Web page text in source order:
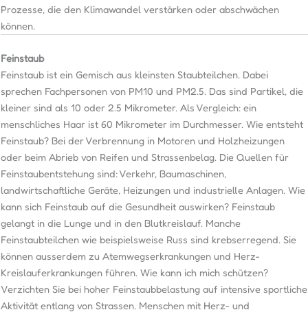
Prozesse, die den Klimawandel verstärken oder abschwächen
können.
Feinstaub
Feinstaub ist ein Gemisch aus kleinsten Staubteilchen. Dabei
sprechen Fachpersonen von PM10 und PM2.5. Das sind Partikel, die
kleiner sind als 10 oder 2.5 Mikrometer. Als Vergleich: ein
menschliches Haar ist 60 Mikrometer im Durchmesser. Wie entsteht
Feinstaub? Bei der Verbrennung in Motoren und Holzheizungen
oder beim Abrieb von Reifen und Strassenbelag. Die Quellen für
Feinstaubentstehung sind: Verkehr, Baumaschinen,
landwirtschaftliche Geräte, Heizungen und industrielle Anlagen. Wie
kann sich Feinstaub auf die Gesundheit auswirken? Feinstaub
gelangt in die Lunge und in den Blutkreislauf. Manche
Feinstaubteilchen wie beispielsweise Russ sind krebserregend. Sie
können ausserdem zu Atemwegserkrankungen und Herz-
Kreislauferkrankungen führen. Wie kann ich mich schützen?
Verzichten Sie bei hoher Feinstaubbelastung auf intensive sportliche
Aktivität entlang von Strassen. Menschen mit Herz- und